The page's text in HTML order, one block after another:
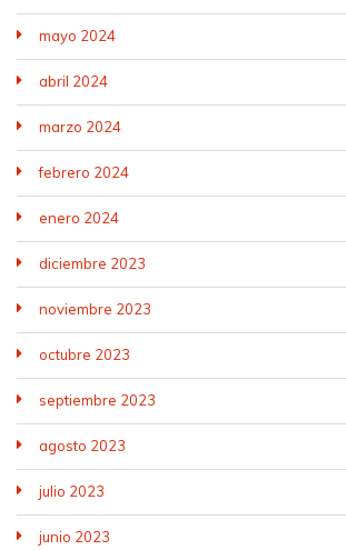
mayo 2024
abril 2024
marzo 2024
febrero 2024
enero 2024
diciembre 2023
noviembre 2023
octubre 2023
septiembre 2023
agosto 2023
julio 2023
junio 2023